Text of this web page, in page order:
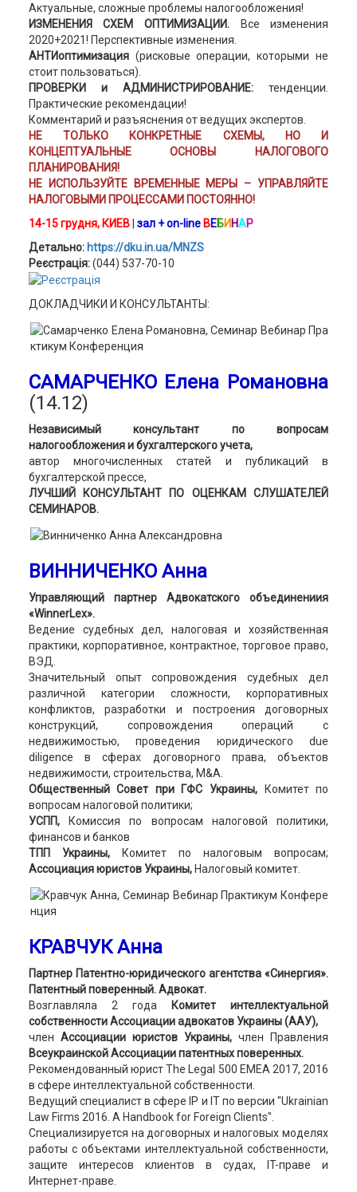
Актуальные, сложные проблемы налогообложения!
ИЗМЕНЕНИЯ СХЕМ ОПТИМИЗАЦИИ.Все изменения
2020+2021! Перспективные изменения.
АНТИоптимизация (рисковые операции, которыми не
стоит пользоваться).
ПРОВЕРКИ и АДМИНИСТРИРОВАНИЕ: тенденции.
Практические рекомендации!
Комментарий и разъяснения от ведущих экспертов.
НЕ ТОЛЬКО КОНКРЕТНЫЕ СХЕМЫ, НО И
КОНЦЕПТУАЛЬНЫЕ ОСНОВЫ НАЛОГОВОГО
ПЛАНИРОВАНИЯ!
НЕ ИСПОЛЬЗУЙТЕ ВРЕМЕННЫЕ МЕРЫ – УПРАВЛЯЙТЕ
НАЛОГОВЫМИ ПРОЦЕССАМИ ПОСТОЯННО!
14-15 грудня, КИЕВ зал + on-line ВЕБИ НАР
Детально: https://dku.in.ua/MNZS
Реєстрація:(044) 537-70-10
ДОКЛАДЧИКИ И КОНСУЛЬТАНТЫ:
САМАРЧЕНКО Елена Романовна
(14.12)
Независимый консультант по вопросам
налогообложения и бухгалтерского учета,
автор многочисленных статей и публикаций в
бухгалтерской прессе,
ЛУЧШИЙ КОНСУЛЬТАНТ ПО ОЦЕНКАМ СЛУШАТЕЛЕЙ
СЕМИНАРОВ.
ВИННИЧЕНКО Анна
Управляющий партнер Адвокатского объединениия
«WinnerLex».
Ведение судебных дел, налоговая и хозяйственная
практики, корпоративное, контрактное, торговое право,
ВЭД.
Значительный опыт сопровождения судебных дел
различной категории сложности, корпоративных
конфликтов, разработки и построения договорных
конструкций, сопровождения операций с
недвижимостью, проведения юридического due
diligence в сферах договорного права, объектов
недвижимости, строительства, M&A.
Общественный Совет при ГФС Украины, Комитет по
вопросам налоговой политики;
УСПП,Комиссия по вопросам налоговой политики,
финансов и банков
ТПП Украины,
Комитет по налоговым вопросам;
Ассоциация юристов Украины, Налоговый комитет.
КРАВЧУК Анна
Партнер Патентно-юридического агентства «Синергия».
Патентный поверенный. Адвокат.
Возглавляла 2 года
Комитет интеллектуальной
собственности Ассоциации адвокатов Украины (ААУ),
член Ассоциации юристов Украины, член Правления
Всеукраинской Ассоциации патентных поверенных.
Рекомендованный юрист The Legal 500 EMEA 2017, 2016
в сфере интеллектуальной собственности.
Ведущий специалист в сфере IP и IT по версии "Ukrainian
Law Firms 2016. A Handbook for Foreign Clients".
Специализируется на договорных и налоговых моделях
работы с объектами интеллектуальной собственности,
защите интересов клиентов в судах, IT-праве и
Интернет-праве.